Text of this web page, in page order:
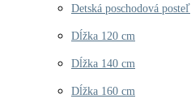
Detská poschodová posteľ
Dĺžka 120 cm
Dĺžka 140 cm
Dĺžka 160 cm